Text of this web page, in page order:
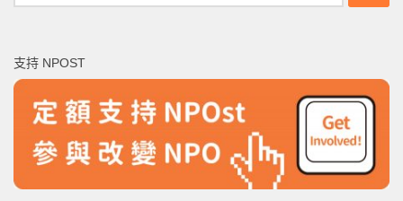
尋
字:
支持 NPOST